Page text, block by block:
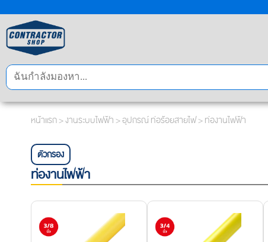
หน้าแรก>งานระบบไฟฟ้า>อุปกรณ์ ท่อร้อยสายไฟ> ท่องานไฟฟ้า
ตัวกรอง
ท่องานไฟฟ้า